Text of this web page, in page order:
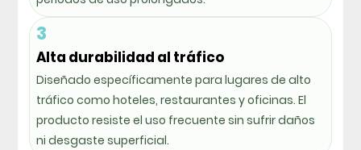
3
Alta durabilidad al tráfico
Diseñado específicamente para lugares de alto
tráfico como hoteles, restaurantes y oficinas. El
producto resiste el uso frecuente sin sufrir daños
ni desgaste superficial.